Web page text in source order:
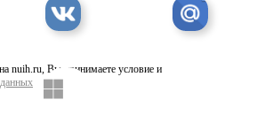
nuih.ru, Вы принимаете условие и